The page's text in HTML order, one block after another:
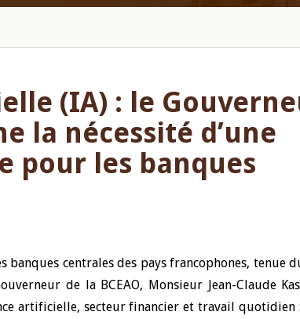
(IA) : le
la nécessité d’une
pour les banques
banques centrales des pays francophones, tenue
de la BCEAO, Monsieur Jean-Claude
artificielle, secteur financier et travail quotidien